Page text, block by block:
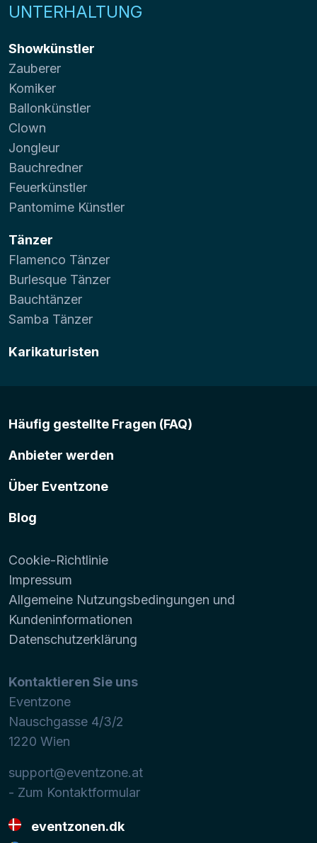
UNTERHALTUNG
Showkünstler
Zauberer
Komiker
Ballonkünstler
Clown
Jongleur
Bauchredner
Feuerkünstler
Pantomime Künstler
Tänzer
Flamenco Tänzer
Burlesque Tänzer
Bauchtänzer
Samba Tänzer
Karikaturisten
Häufig gestellte Fragen (FAQ)
Anbieter werden
Über Eventzone
Blog
Cookie-Richtlinie
Impressum
Allgemeine Nutzungsbedingungen und
Kundeninformationen
Datenschutzerklärung
Kontaktieren Sie uns
Eventzone
Nauschgasse 4/3/2
1220 Wien
support@eventzone.at
- Zum Kontaktformular
eventzonen.dk